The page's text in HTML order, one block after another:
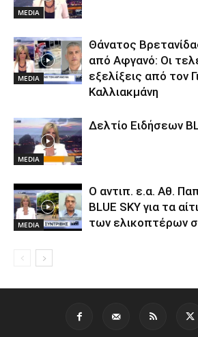
MEDIA
MEDIA
Θάνατος
από Αφγανό: Οι
εξελίξεις από τον
Καλλιακμάνη
MEDIA
Δελτίο Ειδήσεων
MEDIA
Ο αντιπ. ε.α. Αθ.
BLUE SKY για τα
των ελικοπτέρων